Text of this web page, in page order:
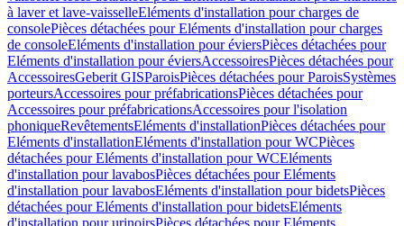
à laver et lave-vaisselleEléments d'installation pour charges de
consolePièces détachées pour Eléments d'installation pour charges
de consoleEléments d'installation pour éviersPièces détachées pour
Eléments d'installation pour éviersAccessoiresPièces détachées pour
AccessoiresGeberit GISParoisPièces détachées pour ParoisSystèmes
porteursAccessoires pour préfabricationsPièces détachées pour
Accessoires pour préfabricationsAccessoires pour l'isolation
phoniqueRevêtementsEléments d'installationPièces détachées pour
Eléments d'installationEléments d'installation pour WCPièces
détachées pour Eléments d'installation pour WCEléments
d'installation pour lavabosPièces détachées pour Eléments
d'installation pour lavabosEléments d'installation pour bidetsPièces
détachées pour Eléments d'installation pour bidetsEléments
d'installation pour urinoirsPièces détachées pour Eléments